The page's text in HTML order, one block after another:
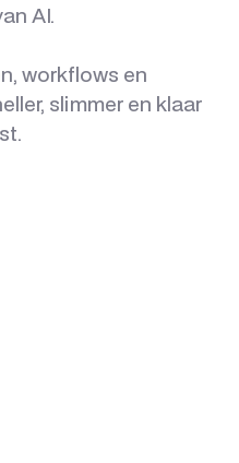
AI.
workflows en
slimmer en klaar